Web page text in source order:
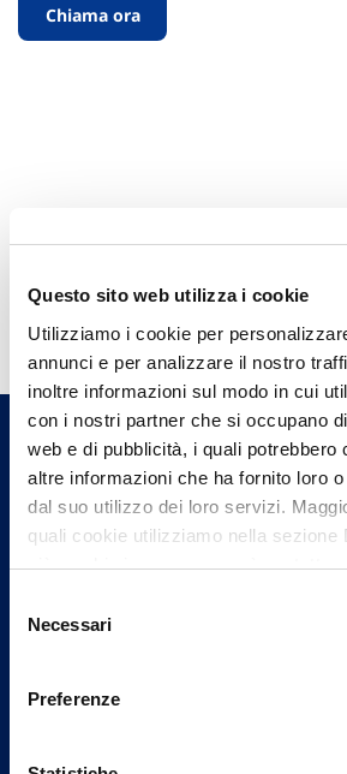
Questo sito web utilizza i cookie
Utilizziamo i cookie per
annunci e per analizzare il nostro
inoltre informazioni sul modo in cui
con i nostri partner che si occupano
web e di pubblicità, i quali potrebbero
altre informazioni che ha fornito loro
dal suo utilizzo dei loro servizi.
quali cookie utilizziamo nella sezione
più su chi siamo, come può
può trovare nel footer del sito nella
delNecessari
Preferenze
Chiama ora
Hai bisogno di
informazioni?
Trova l'Agenzia più vicina a
un nostro Agente.
Contattaci